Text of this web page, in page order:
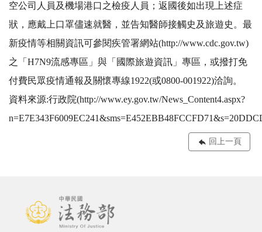
空公司人員及機場港口之檢疫人員；返國後如出現上述症
狀，應戴上口罩儘速就醫，並告知醫師接觸史及旅遊史。最
新疫情等相關資訊可參閱疾管署網站(http://www.cdc.gov.tw)
之「H7N9流感專區」與「國際旅遊資訊」專區，或撥打免
付費民眾疫情通報及關懷專線1922(或0800-001922)洽詢。
資料來源:行政院(http://www.ey.gov.tw/News_Content4.aspx?
回上一頁